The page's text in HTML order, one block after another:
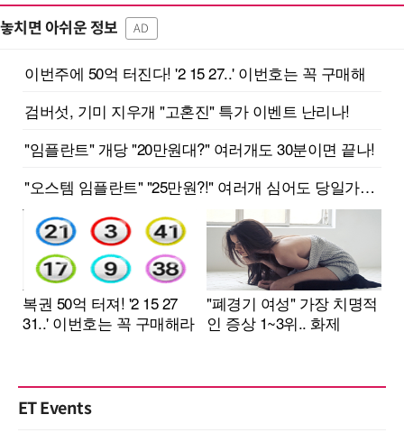
놓치면 아쉬운 정보 AD
ET Events